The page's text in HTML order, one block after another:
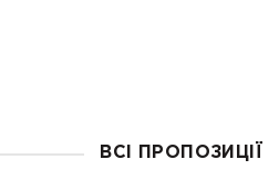
ВСІ ПРОПОЗИЦІЇ